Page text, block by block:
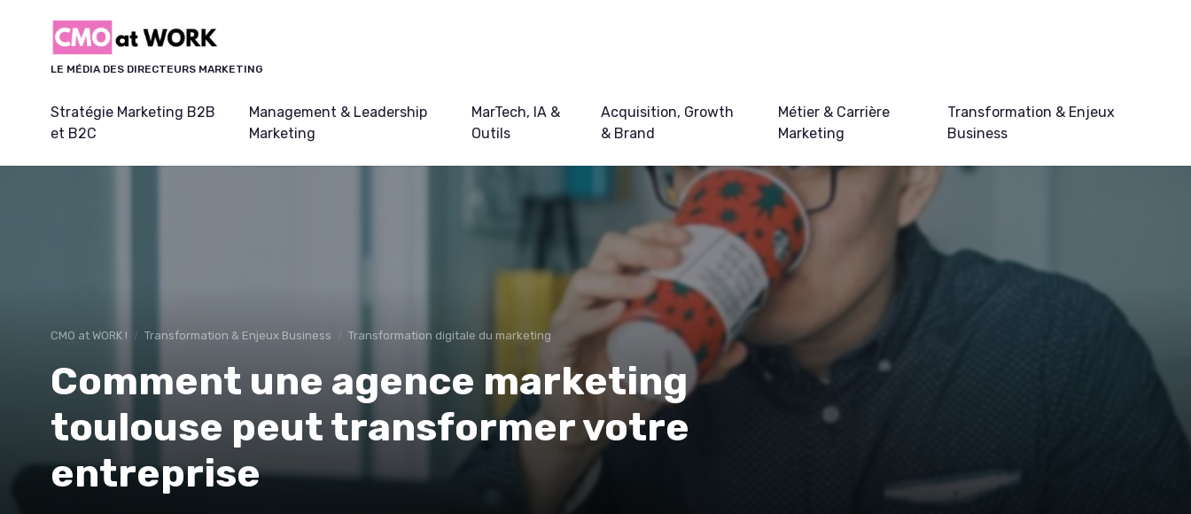
LE MÉDIA DES DIRECTEURS MARKETING
Stratégie Marketing B2B
et B2C
Management & Leadership
Marketing
MarTech, IA &
Outils
Acquisition, Growth
& Brand
Métier & Carrière
Marketing
Transformation & Enjeux
Business
CMO at WORK ! Transformation & Enjeux Business Transformation digitale du marketing
Comment une agence marketing
toulouse peut transformer votre
entreprise